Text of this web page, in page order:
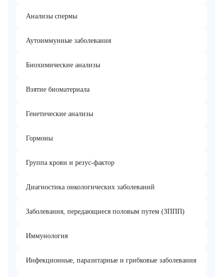
Анализы спермы
Аутоиммунные заболевания
Биохимические анализы
Взятие биоматериала
Генетические анализы
Гормоны
Группа крови и резус-фактор
Диагностика онкологических заболеваний
Заболевания, передающиеся половым путем (ЗППП)
Иммунология
Инфекционные, паразитарные и грибковые заболевания